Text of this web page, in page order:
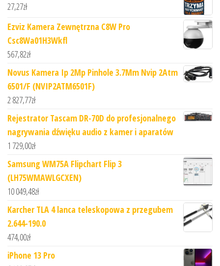
27,27zł
Ezviz Kamera Zewnętrzna C8W Pro
Csc8Wa01H3Wkfl
567,82zł
Novus Kamera Ip 2Mp Pinhole 3.7Mm Nvip 2Atm
6501/F (NVIP2ATM6501F)
2 827,77zł
​Rejestrator Tascam DR-70D do profesjonalnego
nagrywania dźwięku audio z kamer i aparatów
1 729,00zł
Samsung WM75A Flipchart Flip 3
(LH75WMAWLGCXEN)
10 049,48zł
Karcher TLA 4 lanca teleskopowa z przegubem
2.644-190.0
474,00zł
iPhone 13 Pro